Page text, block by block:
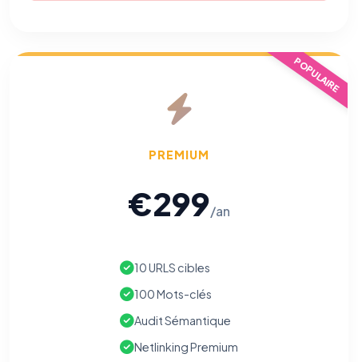
POPULAIRE
PREMIUM
€299/an
10 URLS cibles
100 Mots-clés
Audit Sémantique
Netlinking Premium